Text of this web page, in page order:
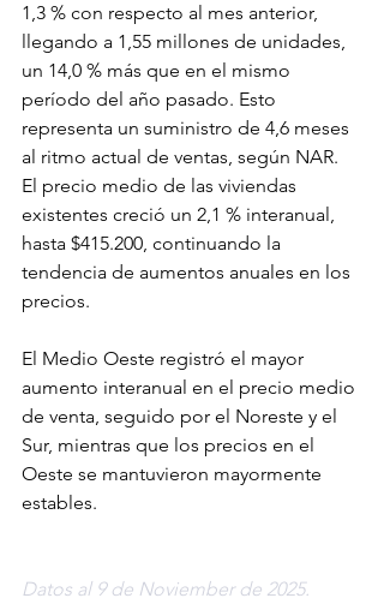
1,3 % con respecto al mes anterior,
llegando a 1,55 millones de unidades,
un 14,0 % más que en el mismo
período del año pasado. Esto
representa un suministro de 4,6 meses
al ritmo actual de ventas, según NAR.
El precio medio de las viviendas
existentes creció un 2,1 % interanual,
hasta $415.200, continuando la
tendencia de aumentos anuales en los
precios.
El Medio Oeste registró el mayor
aumento interanual en el precio medio
de venta, seguido por el Noreste y el
Sur, mientras que los precios en el
Oeste se mantuvieron mayormente
estables.
Datos al 9 de Noviember de 2025.